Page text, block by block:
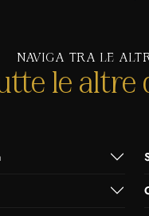
NAVIGA TRA LE
le altre